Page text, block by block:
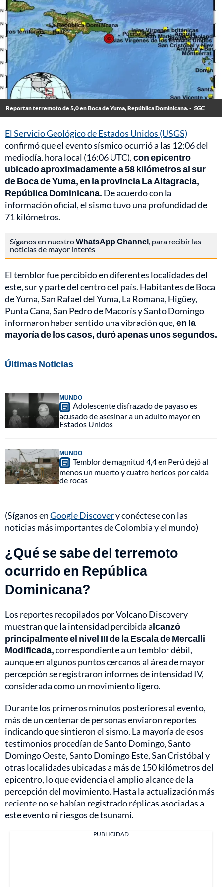
Reportan terremoto de 5,0 en Boca de Yuma, República Dominicana. - SGC
El Servicio Geológico de Estados Unidos (USGS)
confirmó que el evento sísmico ocurrió a las 12:06 del
mediodía, hora local (16:06 UTC),con epicentro
ubicado aproximadamente a 58 kilómetros al sur
de Boca de Yuma, en la provincia La Altagracia,
República Dominicana. De acuerdo con la
información oficial, el sismo tuvo una profundidad de
71 kilómetros.
Síganos en nuestroWhatsApp Channel, para recibir las
noticias de mayor interés
El temblor fue percibido en diferentes localidades del
este, sur y parte del centro del país. Habitantes de Boca
de Yuma, San Rafael del Yuma, La Romana, Higüey,
Punta Cana, San Pedro de Macorís y Santo Domingo
informaron haber sentido una vibración que,en la
mayoría de los casos, duró apenas unos segundos.
Últimas Noticias
MUNDO
Adolescente disfrazado de payaso es
acusado de asesinar a un adulto mayor en
Estados Unidos
MUNDO
Temblor de magnitud 4,4 en Perú dejó al
menos un muerto y cuatro heridos por caída
de rocas
(Síganos enGoogle Discovery conéctese con las
noticias más importantes de Colombia y el mundo)
¿Qué se sabe del terremoto
ocurrido en República
Dominicana?
Los reportes recopilados por Volcano Discovery
muestran que la intensidad percibida alcanzó
principalmente el nivel III de la Escala de Mercalli
Modificada,correspondiente a un temblor débil,
aunque en algunos puntos cercanos al área de mayor
percepción se registraron informes de intensidad IV,
considerada como un movimiento ligero.
Durante los primeros minutos posteriores al evento,
más de un centenar de personas enviaron reportes
indicando que sintieron el sismo. La mayoría de esos
testimonios procedían de Santo Domingo, Santo
Domingo Oeste, Santo Domingo Este, San Cristóbal y
otras localidades ubicadas a más de 150 kilómetros del
epicentro, lo que evidencia el amplio alcance de la
percepción del movimiento. Hasta la actualización más
reciente no se habían registrado réplicas asociadas a
este evento ni riesgos de tsunami.
PUBLICIDAD